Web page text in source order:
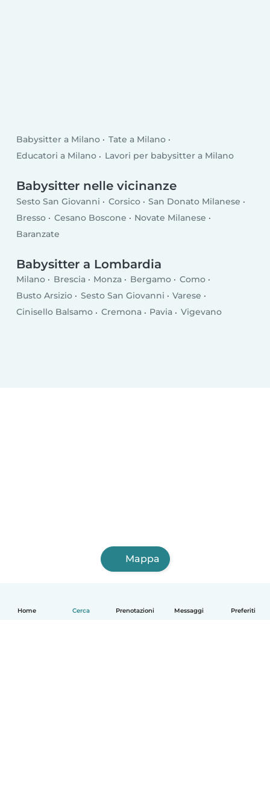
Home Cerca Prenotazioni Messaggi Preferiti
Babysitter a Milano
Tate a Milano
Educatori a Milano
Lavori per babysitter a Milano
Babysitter nelle vicinanze
Sesto San Giovanni Corsico
San Donato Milanese
Bresso
Cesano Boscone
Novate Milanese
Baranzate
Babysitter a Lombardia
Milano Brescia Monza Bergamo
Como
Busto Arsizio
Sesto San Giovanni
Varese
Cinisello Balsamo
Cremona Pavia Vigevano
Mappa